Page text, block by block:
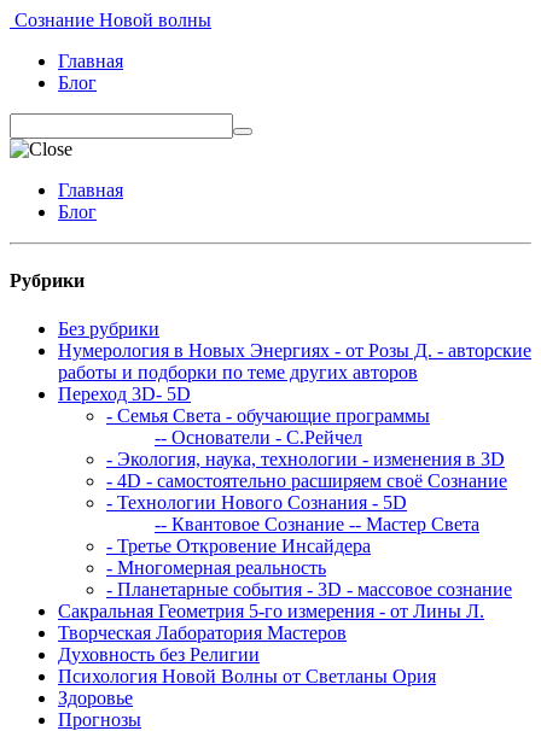
Сознание Новой волны
Главная
Блог
Главная
Блог
Рубрики
Без рубрики
Нумерология в Новых Энергиях - от Розы Д. - авторские
работы и подборки по теме других авторов
Переход 3D- 5D
- Семья Света - обучающие программы
-- Основатели - С.Рейчел
- Экология, наука, технологии - изменения в 3D
- 4D - самостоятельно расширяем своё Сознание
- Технологии Нового Сознания - 5D
-- Квантовое Сознание -- Мастер Света
- Третье Откровение Инсайдера
- Многомерная реальность
- Планетарные события - 3D - массовое сознание
Сакральная Геометрия 5-го измерения - от Лины Л.
Творческая Лаборатория Мастеров
Духовность без Религии
Психология Новой Волны от Светланы Ория
Здоровье
Прогнозы